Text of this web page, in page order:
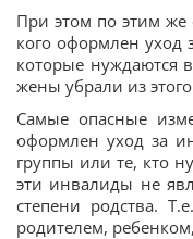
При этом по этим же
кого оформлен уход
которые нуждаются
жены убрали из этого
Самые опасные
оформлен уход за
группы или те, кто
эти инвалиды не
степени родства.
родителем,